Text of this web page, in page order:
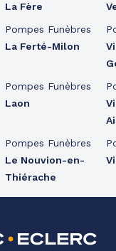
La Fère
Pompes Funèbres
La Ferté-Milon
Pompes Funèbres
Laon
Pompes Funèbres
Le Nouvion-en-
Thiérache